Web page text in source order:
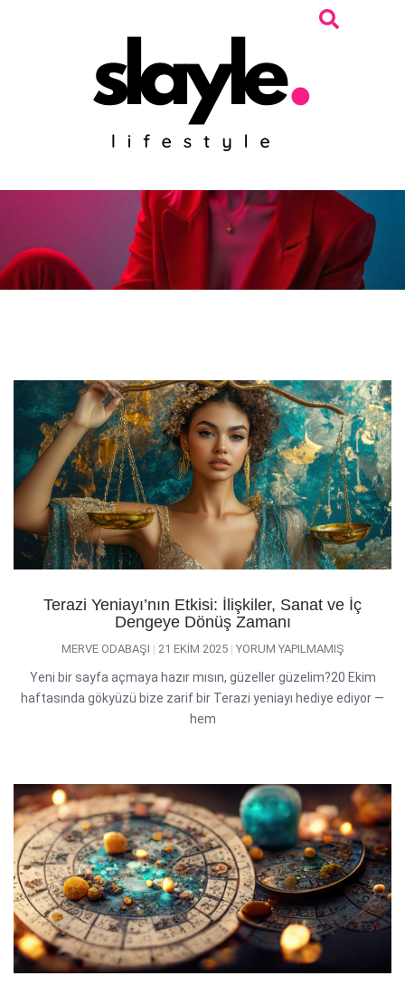
Parla
Terazi Yeniayı’nın Etkisi: İlişkiler, Sanat ve İç
Dengeye Dönüş Zamanı
MERVE ODABAŞI 21 EKIM 2025 YORUM YAPILMAMIŞ
Yeni bir sayfa açmaya hazır mısın, güzeller güzelim?20 Ekim
haftasında gökyüzü bize zarif bir Terazi yeniayı hediye ediyor —
hem